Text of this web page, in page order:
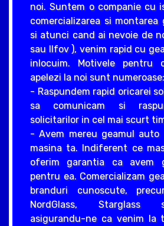
noi. Suntem o companie cu
comercializarea si montarea
si atunci cand ai nevoie de
sau Ilfov ), venim rapid cu
inlocuim. Motivele pentru
apelezi la noi sunt numeroase:
- Raspundem rapid oricarei
sa comunicam si
solicitarilor in cel mai scurt
- Avem mereu geamul
masina ta. Indiferent ce
oferim garantia ca avem
pentru ea. Comercializam
branduri cunoscute,
NordGlass, Starglass
asigurandu-ne ca venim la